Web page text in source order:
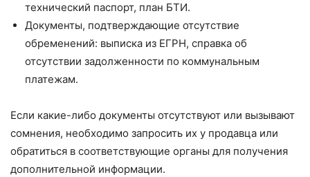
технический паспорт, план БТИ.
Документы, подтверждающие отсутствие
обременений: выписка из ЕГРН, справка об
отсутствии задолженности по коммунальным
платежам.
Если какие-либо документы отсутствуют или вызывают
сомнения, необходимо запросить их у продавца или
обратиться в соответствующие органы для получения
дополнительной информации.